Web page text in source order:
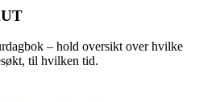
– hold oversikt over hvilke
til hvilken tid.